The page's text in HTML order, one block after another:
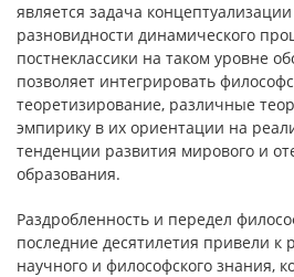
является задача
разновидности динамического
постнеклассики на таком уровне
позволяет интегрировать
теоретизирование, различные
эмпирику в их ориентации на
тенденции развития мирового и
образования.
Раздробленность и передел
последние десятилетия привели к
научного и философского знания,